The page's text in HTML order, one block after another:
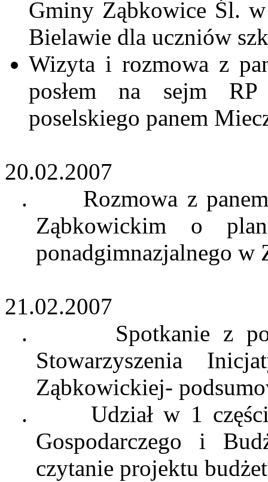
Gminy Ząbkowice Śl.
Bielawie dla uczniów
Wizyta i rozmowa z
posłem na sejm
poselskiego panem
20.02.2007
.
Rozmowa z
Ząbkowickim o
ponadgimnazjalnego w
21.02.2007
.
Spotkanie z
Stowarzyszenia
Ząbkowickiej-
.
Udział w 1
Gospodarczego i
czytanie projektu